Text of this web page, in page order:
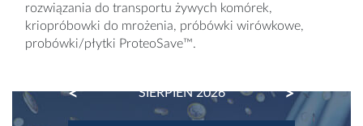
rozwiązania do transportu żywych komórek,
kriopróbowki do mrożenia, próbówki wirówkowe,
probówki/płytki ProteoSave™.
SIERPIEŃ 2026
PREVIOUS NEXT